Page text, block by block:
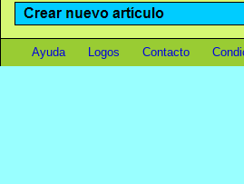
Ayuda Logos Contacto